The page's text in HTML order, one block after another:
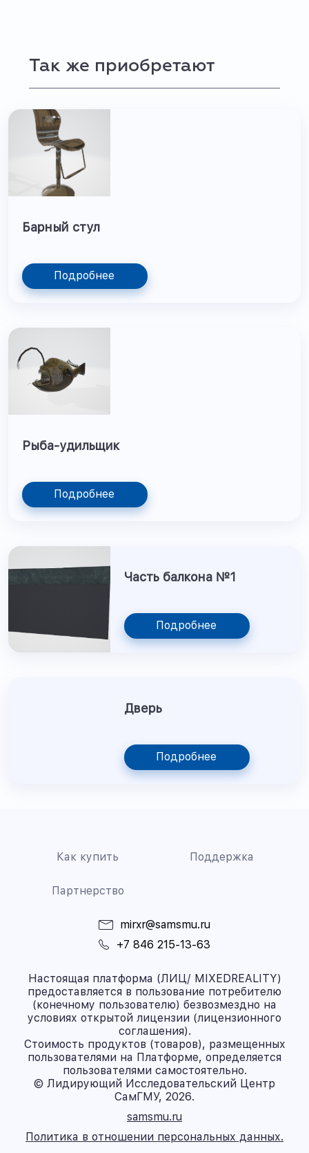
Так же приобретают
Барный стул
Подробнее
Рыба-удильщик
Подробнее
Часть балкона №1
Подробнее
Дверь
Подробнее
Как купить Поддержка
Партнерство
mirxr@samsmu.ru
+7 846 215-13-63
Настоящая платформа (ЛИЦ/ MIXEDREALITY)
предоставляется в пользование потребителю
(конечному пользователю) безвозмездно на
условиях открытой лицензии (лицензионного
соглашения).
Стоимость продуктов (товаров), размещенных
пользователями на Платформе, определяется
пользователями самостоятельно.
© Лидирующий Исследовательский Центр
СамГМУ, 2026.
samsmu.ru
Политика в отношении персональных данных.